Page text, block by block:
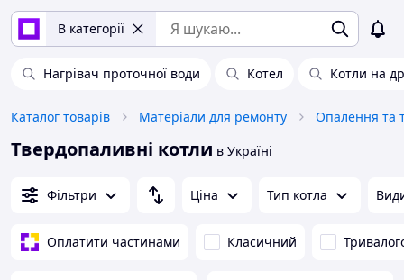
В категорії
Нагрівач проточної води Котел Котли на
Каталог товарів Матеріали для ремонту Опалення та
Твердопаливні котли в Україні
Фільтри Ціна Тип котла
Оплатити частинами Класичний